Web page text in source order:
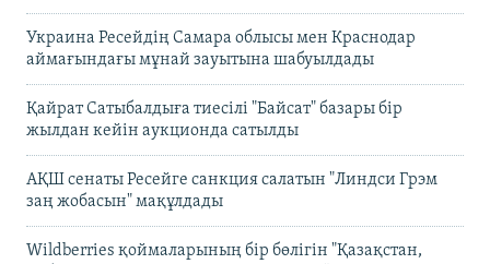
Украина Ресейдің Самара облысы мен Краснодар
аймағындағы мұнай зауытына шабуылдады
Қайрат Сатыбалдыға тиесілі "Байсат" базары бір
жылдан кейін аукционда сатылды
АҚШ сенаты Ресейге санкция салатын "Линдси Грэм
заң жобасын" мақұлдады
Wildberries қоймаларының бір бөлігін "Қазақстан,